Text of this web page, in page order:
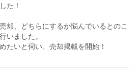
た！
却、どちらにするか悩んでいるとのこ
いました。
たいと伺い、売却掲載を開始！